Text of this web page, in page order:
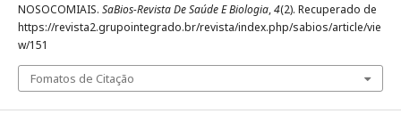
NOSOCOMIAIS. SaBios-Revista De Saúde E Biologia,4(2). Recuperado de
https://revista2.grupointegrado.br/revista/index.php/sabios/article/vie
w/151
Fomatos de Citação